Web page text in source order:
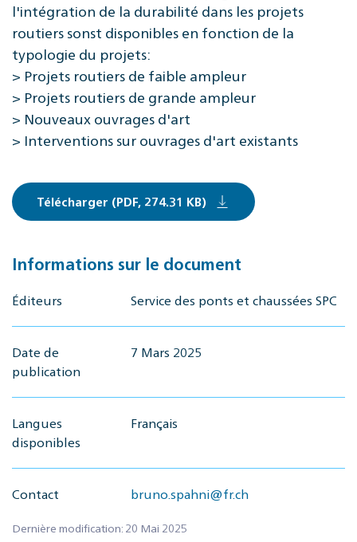
l'intégration de la durabilité dans les projets
routiers sonst disponibles en fonction de la
typologie du projets:
> Projets routiers de faible ampleur
> Projets routiers de grande ampleur
> Nouveaux ouvrages d'art
> Interventions sur ouvrages d'art existants
Télécharger (PDF, 274.31 KB)
Informations sur le document
Éditeurs Service des ponts et chaussées SPC
Date de
publication
7 Mars 2025
Langues
disponibles
Français
Contact bruno.spahni@fr.ch
Dernière modification: 20 Mai 2025